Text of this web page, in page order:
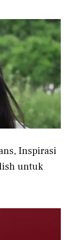
Inspirasi
untuk